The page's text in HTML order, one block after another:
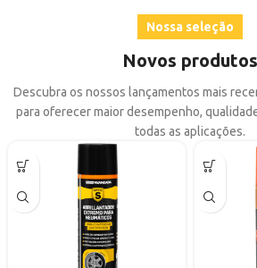
Nossa seleção
Novos produtos
Descubra os nossos lançamentos mais
para oferecer maior desempenho,
todas as aplicações.